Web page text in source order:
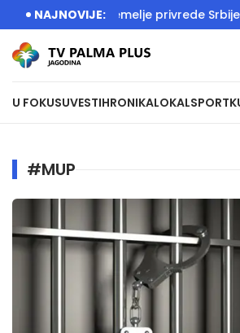
NAJNOVIJE:
grade temelje privrede Srbije
U FOKUSUVESTIHRONIKALOKALSPORT
#MUP